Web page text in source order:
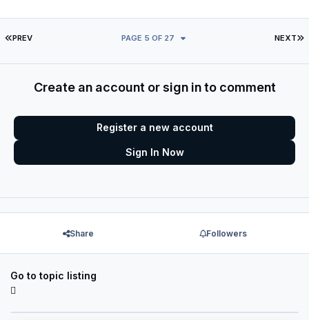
FIRST PAGE
PREV NEXT
PAGE 5 OF 27
Create an account or sign in to comment
Register a new account
Sign In Now
Share Followers
Go to topic listing